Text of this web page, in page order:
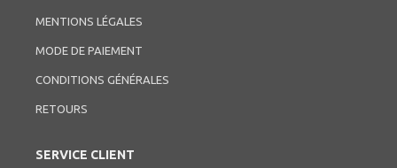
MENTIONS LÉGALES
MODE DE PAIEMENT
CONDITIONS GÉNÉRALES
RETOURS
SERVICE CLIENT